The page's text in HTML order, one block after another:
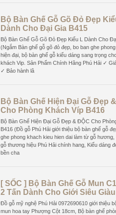
Bộ Bàn Ghế Gỗ Gõ Đỏ Đẹp
Dành Cho Đại Gia B415
Bộ Bàn Ghế Gỗ Gõ Đỏ Đẹp Kiểu L Dành Cho
(Ngắm Bàn ghế gỗ gõ đỏ đẹp, bo ban ghe
hiện đại, bộ bàn ghế gỗ kiểu dáng sang trọng
khách Vip. Sản Phẩm Chính Hãng Phú Hải ✓
✓ Bảo hành lâ
Bộ Bàn Ghế Hiện Đại Gỗ Đẹp
Cho Phòng Khách Víp B416
Bộ Bàn Ghế Hiện Đại Gỗ Đẹp & ĐỘC Cho
B416 (Đồ gỗ Phú Hải giới thiệu bộ bàn ghế gỗ
ghe phong khach kieu hien dai làm từ gỗ hương,
gỗ thương hiệu Phú Hải chính hang, Kiểu dáng
bền cha
[ SỐC ] Bộ Bàn Ghế Gỗ Mun
2 Tấn Dành Cho Giới Siêu
Đồ gỗ mỹ nghệ Phú Hải 0972690610 giới thiệu
mun hoa tay Phượng Cột 18cm, Bộ bàn ghế